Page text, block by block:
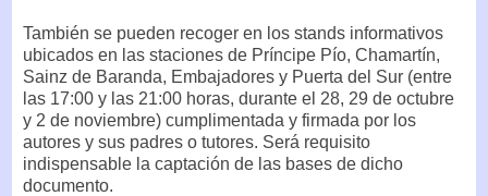
También se pueden recoger en los stands informativos
ubicados en las staciones de Príncipe Pío, Chamartín,
Sainz de Baranda, Embajadores y Puerta del Sur (entre
las 17:00 y las 21:00 horas, durante el 28, 29 de octubre
y 2 de noviembre) cumplimentada y firmada por los
autores y sus padres o tutores. Será requisito
indispensable la captación de las bases de dicho
documento.